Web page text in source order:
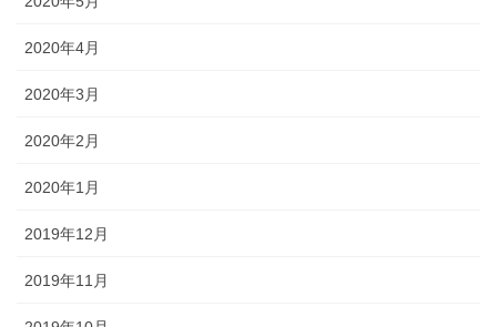
2020年4月
2020年3月
2020年2月
2020年1月
2019年12月
2019年11月